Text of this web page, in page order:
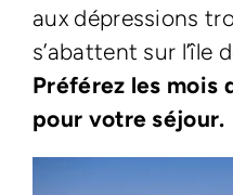
aux dépressions
s’abattent sur l’île
Préférez les mois
pour votre séjour.